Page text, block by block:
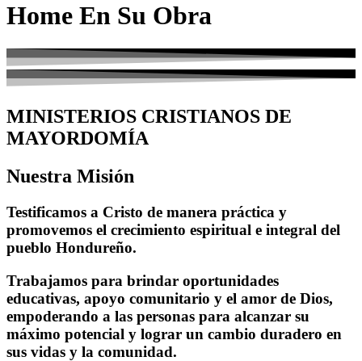
Home En Su Obra
MINISTERIOS CRISTIANOS DE
MAYORDOMÍA
Nuestra Misión
Testificamos a Cristo de manera práctica y
promovemos el crecimiento espiritual e integral del
pueblo Hondureño.
Trabajamos para brindar oportunidades
educativas, apoyo comunitario y el amor de Dios,
empoderando a las personas para alcanzar su
máximo potencial y lograr un cambio duradero en
sus vidas y la comunidad.